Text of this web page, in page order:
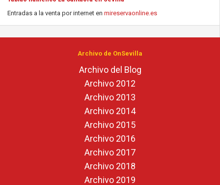
Entradas a la venta por internet en mireservaonline.es
Archivo de OnSevilla
Archivo del Blog
Archivo 2012
Archivo 2013
Archivo 2014
Archivo 2015
Archivo 2016
Archivo 2017
Archivo 2018
Archivo 2019